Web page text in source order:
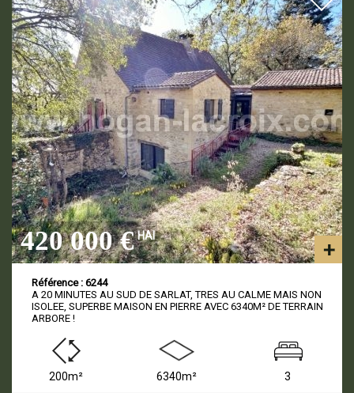
420 000 € HAI
Référence : 6244
A 20 MINUTES AU SUD DE SARLAT, TRES AU CALME MAIS NON
ISOLEE, SUPERBE MAISON EN PIERRE AVEC 6340M² DE TERRAIN
ARBORE !
200m² 6340m² 3